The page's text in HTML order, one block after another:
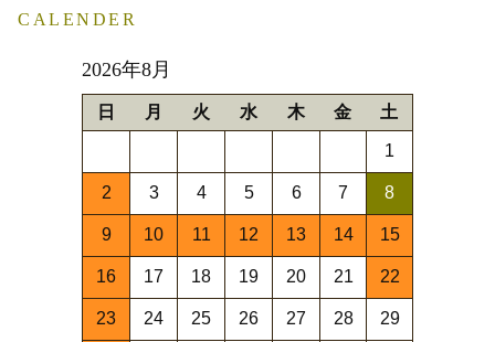
CALENDER
2026年8月
日 月 火 水 木 金 土
1
2 3 4 5 6 7 8
9 10 11 12 13 14 15
16 17 18 19 20 21 22
23 24 25 26 27 28 29